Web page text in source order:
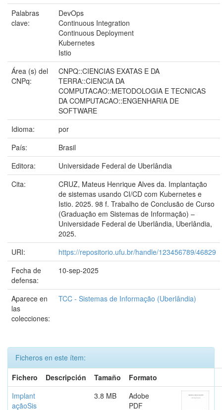
Palabras
clave:
DevOps
Continuous Integration
Continuous Deployment
Kubernetes
Istio
Área (s) del
CNPq:
CNPQ::CIENCIAS EXATAS E DA
TERRA::CIENCIA DA
COMPUTACAO::METODOLOGIA E TECNICAS
DA COMPUTACAO::ENGENHARIA DE
SOFTWARE
Idioma:
por
País:
Brasil
Editora:
Universidade Federal de Uberlândia
Cita:
CRUZ, Mateus Henrique Alves da. Implantação
de sistemas usando CI/CD com Kubernetes e
Istio. 2025. 98 f. Trabalho de Conclusão de Curso
(Graduação em Sistemas de Informação) –
Universidade Federal de Uberlândia, Uberlândia,
2025.
URI:
https://repositorio.ufu.br/handle/123456789/46829
Fecha de
defensa:
10-sep-2025
Aparece en
las
colecciones:
TCC - Sistemas de Informação (Uberlândia)
Ficheros en este ítem:
Fichero
Descripción Tamaño
Formato
Implant
açãoSis
3.8 MB
Adobe
PDF